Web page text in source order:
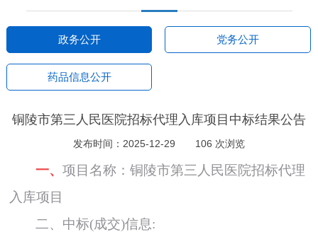
政务公开 党务公开
药品信息公开
铜陵市第三人民医院招标代理入库项目中标结果公告
发布时间：2025-12-29 106 次浏览
一、项目名称：铜陵市第三人民医院招标代理
入库项目
二 、中标(成交)信息: